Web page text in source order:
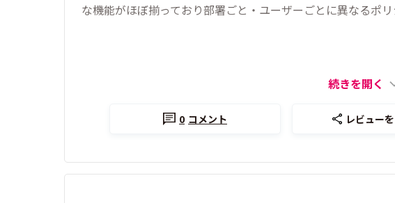
な機能がほぼ揃っており部署ごと・ユーザーごとに異なるポ
続きを開く
0 コメント レビュー